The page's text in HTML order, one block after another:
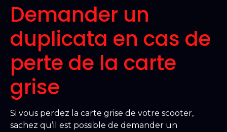
Demander un
duplicata en cas de
perte de la carte
grise
Si vous perdez la carte grise de votre scooter,
sachez qu’il est possible de demander un